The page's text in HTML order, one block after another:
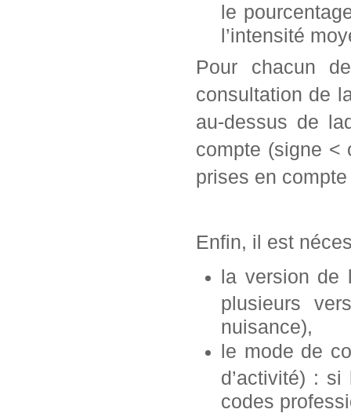
le
l’intensité
Pour chacun
consultation de
au-dessus de
compte (signe <
prises en
Enfin, il est
la version de
plusieurs
nuisance),
le mode de
d’activité) :
codes